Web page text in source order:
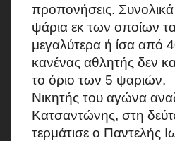
προπονήσεις.
ψάρια εκ των οποίων
μεγαλύτερα ή ίσα από
κανένας αθλητής δεν
το όριο των 5 ψαριών.
Νικητής του αγώνα
Κατσαντώνης, στη
τερμάτισε ο Παντελής